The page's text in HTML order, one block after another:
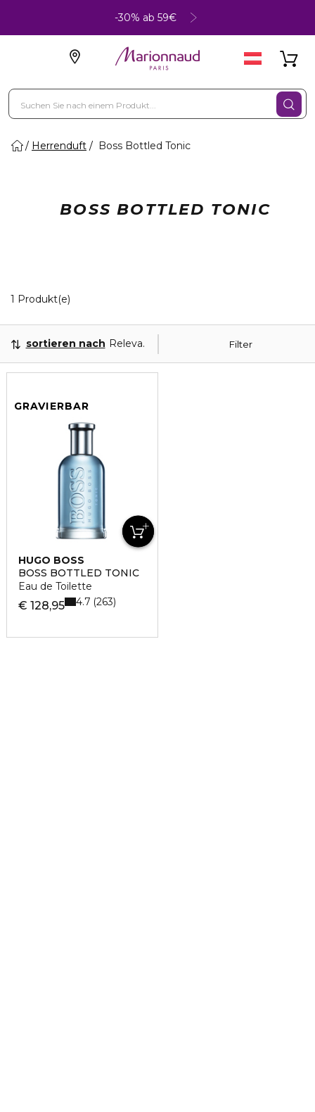
-30% ab 59€
Herrenduft Boss Bottled Tonic
BOSS BOTTLED TONIC
1 Produkt(e)
Filter
sortieren nach Relevanz
GRAVIERBAR
HUGO BOSS
BOSS BOTTLED TONIC
Eau de Toilette
€ 128,95 4.7 263